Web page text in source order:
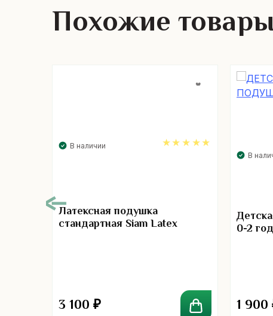
Похожие
В наличии
Латексная подушка
стандартная Siam Latex
3 100 ₽
В
0-2
1 900